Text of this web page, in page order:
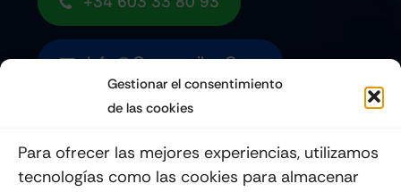
Gestionar el consentimiento
de las cookies
Para ofrecer las mejores experiencias, utilizamos
tecnologías como las cookies para almacenar
Info@quemoviles.com